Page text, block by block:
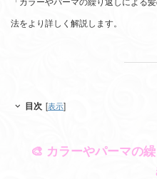
法をより詳しく解説します。
目次 [表示]
🎨 カラーやパーマの